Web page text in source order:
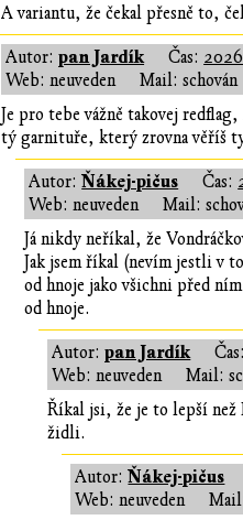
A variantu, že čekal přesně to,
Autor:pan Jardík Čas:
Web: neuveden
Mail: schován
Je pro tebe vážně takovej
tý garnituře, který zrovna věříš
Autor:Ňákej-pičus Čas:
Web: neuveden
Mail:
Já nikdy neříkal, že
Jak jsem říkal (nevím jestli v
od hnoje jako všichni před
od hnoje.
Autor:pan Jardík Čas:
Web: neuveden
Mail:
Říkal jsi, že je to lepší než
židli.
Autor:Ňákej-pičus
Web: neuveden